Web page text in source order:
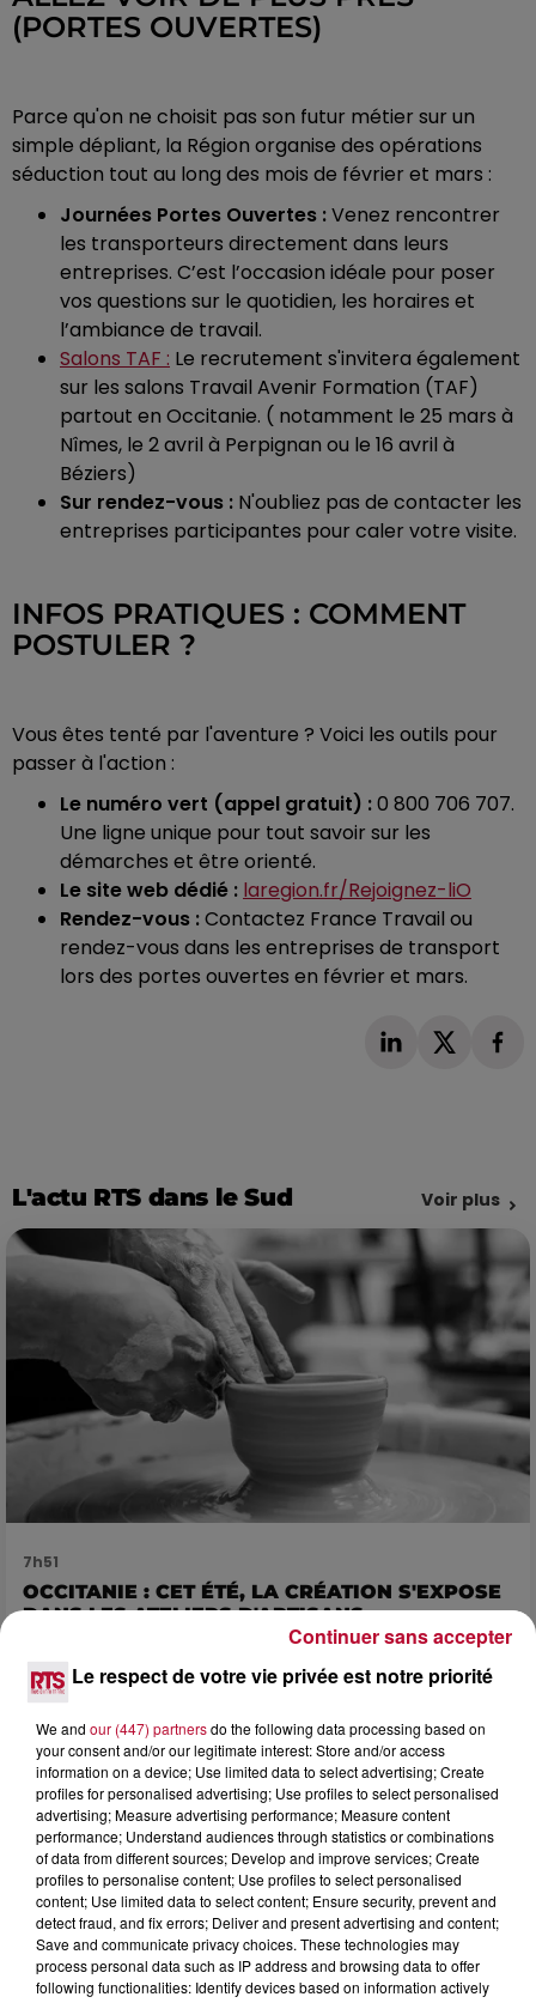
(PORTES OUVERTES)
Parce qu'on ne choisit pas son futur métier sur un
simple dépliant, la Région organise des opérations
séduction tout au long des mois de février et mars :
Journées Portes Ouvertes :Venez rencontrer
les transporteurs directement dans leurs
entreprises. C’est l’occasion idéale pour poser
vos questions sur le quotidien, les horaires et
l’ambiance de travail.
Salons TAF : Le recrutement s'invitera également
sur les salons Travail Avenir Formation (TAF)
partout en Occitanie. ( notamment le 25 mars à
Nîmes, le 2 avril à Perpignan ou le 16 avril à
Béziers)
Sur rendez-vous : N'oubliez pas de contacter les
entreprises participantes pour caler votre visite.
INFOS PRATIQUES : COMMENT
POSTULER ?
Vous êtes tenté par l'aventure ? Voici les outils pour
passer à l'action :
Le numéro vert (appel gratuit) :0 800 706 707.
Une ligne unique pour tout savoir sur les
démarches et être orienté.
Le site web dédié : laregion.fr/Rejoignez-liO
Rendez-vous :Contactez France Travail ou
rendez-vous dans les entreprises de transport
lors des portes ouvertes en février et mars.
L'actu RTS dans le Sud Voir plus
7h51
OCCITANIE : CET ÉTÉ, LA CRÉATION S'EXPOSE
DANS LES ATELIERS D'ARTISANS
Marre des plages bondées et des visites au pas de charge
? La Chambre de Métiers et de l’Artisanat Occitanie
propose une alternative bien plus vivante :...
Le respect de votre vie privée est notre priorité
We and our (447) partnersdo the following data processing based on
your consent and/or our legitimate interest: Store and/or access
information on a device; Use limited data to select advertising; Create
profiles for personalised advertising; Use profiles to select personalised
advertising; Measure advertising performance; Measure content
performance; Understand audiences through statistics or combinations
of data from different sources; Develop and improve services; Create
profiles to personalise content; Use profiles to select personalised
content; Use limited data to select content; Ensure security, prevent and
detect fraud, and fix errors; Deliver and present advertising and content;
Save and communicate privacy choices. These technologies may
process personal data such as IP address and browsing data to offer
following functionalities: Identify devices based on information actively
Continuer sans accepter